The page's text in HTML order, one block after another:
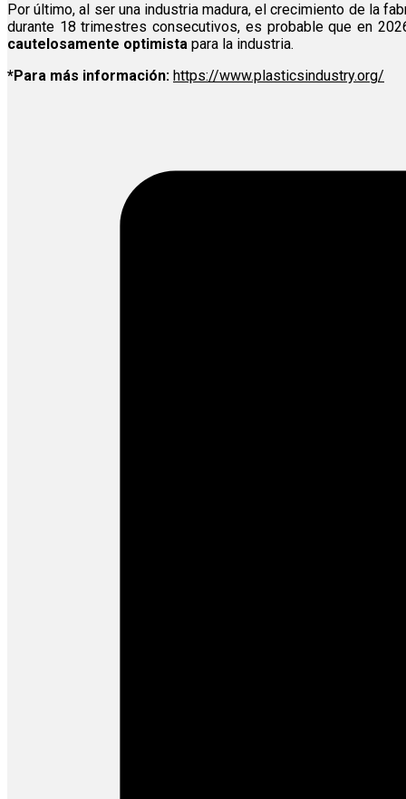
Por último, al ser una industria madura, el crecimiento de la
durante 18 trimestres consecutivos, es probable que en
cautelosamente optimista para la industria.
*Para más información: https://www.plasticsindustry.org/